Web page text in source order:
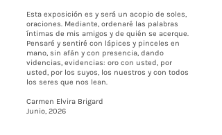
Esta exposición es y será un acopio de soles,
oraciones. Mediante, ordenaré las palabras
íntimas de mis amigos y de quién se acerque.
Pensaré y sentiré con lápices y pinceles en
mano, sin afán y con presencia, dando
videncias, evidencias: oro con usted, por
usted, por los suyos, los nuestros y con todos
los seres que nos lean.
Carmen Elvira Brigard
Junio, 2026